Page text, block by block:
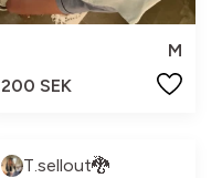
M
200 SEK
T.sellout🐉